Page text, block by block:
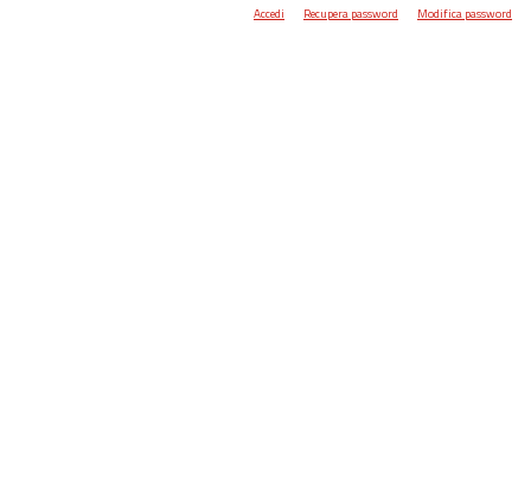
Accedi Recupera password Modifica password